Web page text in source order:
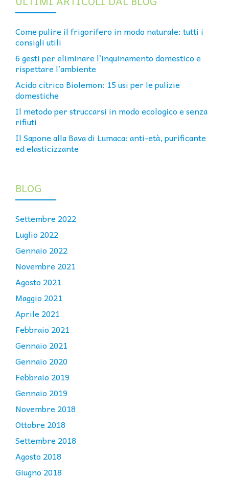
Come pulire il frigorifero in modo naturale: tutti i
consigli utili
6 gesti per eliminare l’inquinamento domestico e
rispettare l’ambiente
Acido citrico Biolemon: 15 usi per le pulizie
domestiche
Il metodo per struccarsi in modo ecologico e senza
rifiuti
Il Sapone alla Bava di Lumaca: anti-età, purificante
ed elasticizzante
BLOG
Settembre 2022
Luglio 2022
Gennaio 2022
Novembre 2021
Agosto 2021
Maggio 2021
Aprile 2021
Febbraio 2021
Gennaio 2021
Gennaio 2020
Febbraio 2019
Gennaio 2019
Novembre 2018
Ottobre 2018
Settembre 2018
Agosto 2018
Giugno 2018